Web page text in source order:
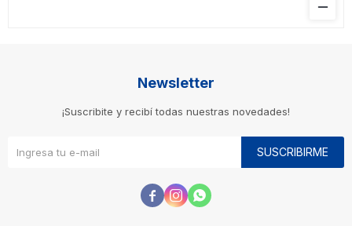
Newsletter
¡Suscribite y recibí todas nuestras novedades!
SUSCRIBIRME
  